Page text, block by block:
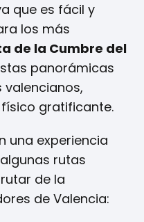
que es fácil y
los más
de la Cumbre del
panorámicas
gratificante.
una experiencia
rutas
de la
de Valencia: